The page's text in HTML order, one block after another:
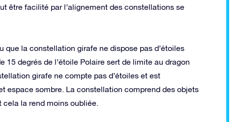
être facilité par l’alignement des constellations se
la constellation girafe ne dispose pas d’étoiles
degrés de l’étoile Polaire sert de limite au dragon
girafe ne compte pas d’étoiles et est
espace sombre. La constellation comprend des objets
la rend moins oubliée.